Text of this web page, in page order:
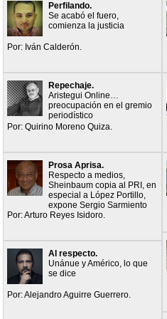
Perfilando.
Se acabó el fuero,
comienza la justicia
Por: Iván Calderón.
Repechaje.
Aristegui Online…
preocupación en el gremio
periodístico
Por: Quirino Moreno Quiza.
Prosa Aprisa.
Respecto a medios,
Sheinbaum copia al PRI, en
especial a López Portillo,
expone Sergio Sarmiento
Por: Arturo Reyes Isidoro.
Al respecto.
Unánue y Américo, lo que
se dice
Por: Alejandro Aguirre Guerrero.